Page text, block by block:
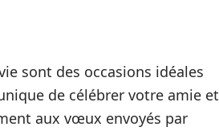
sont des occasions idéales
de célébrer votre amie et
aux vœux envoyés par